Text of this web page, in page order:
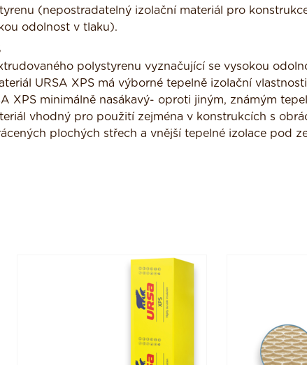
(nepostradatelný izolační materiál pro
odolnost v tlaku).
polystyrenu vyznačující se vysokou
URSA XPS má výborné tepelně izolační
XPS minimálně nasákavý- oproti jiným, známým
vhodný pro použití zejména v konstrukcích s
plochých střech a vnější tepelné izolace pod